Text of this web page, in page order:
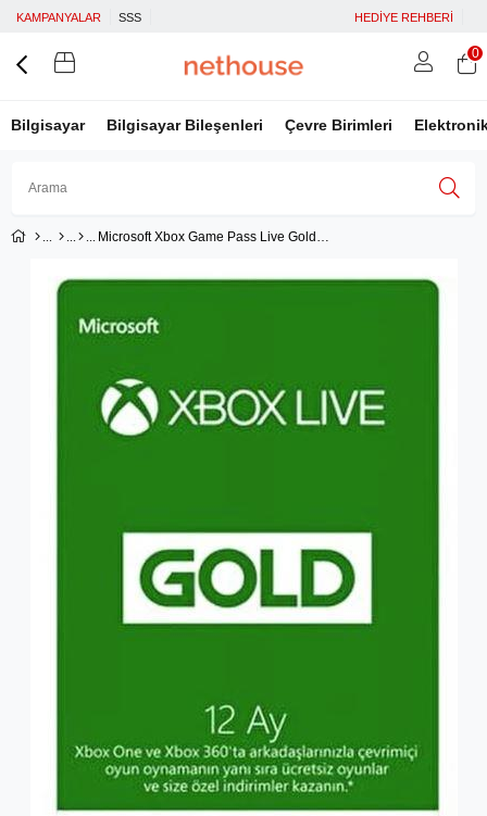
KAMPANYALAR SSS HEDİYE REHBERİ
Bilgisayar Bilgisayar Bileşenleri Çevre Birimleri
0
Microsoft Xbox Game Pass Live Gold Üyeliği - 12 Ay